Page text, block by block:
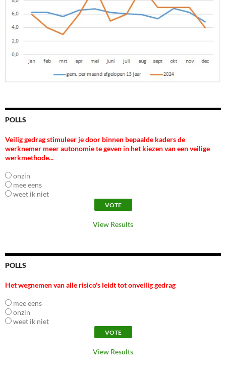
POLLS
Veilig gedrag stimuleer je door binnen bepaalde kaders de
werknemer meer autonomie te geven in het kiezen van een veilige
werkmethode...
onzin
mee eens
weet ik niet
View Results
POLLS
Het wegnemen van alle risico's leidt tot onveilig gedrag
mee eens
onzin
weet ik niet
View Results